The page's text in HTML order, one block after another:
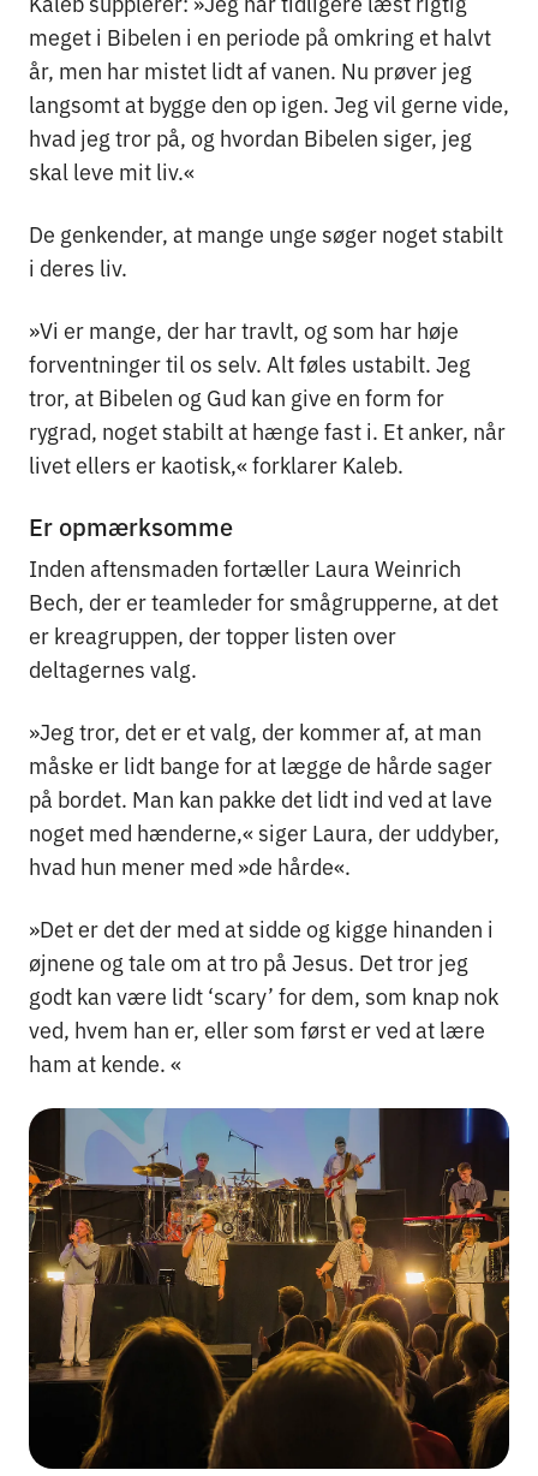
meget i Bibelen i en periode på omkring et halvt
år, men har mistet lidt af vanen. Nu prøver jeg
langsomt at bygge den op igen. Jeg vil gerne vide,
hvad jeg tror på, og hvordan Bibelen siger, jeg
skal leve mit liv.«
De genkender, at mange unge søger noget stabilt
i deres liv.
»Vi er mange, der har travlt, og som har høje
forventninger til os selv. Alt føles ustabilt. Jeg
tror, at Bibelen og Gud kan give en form for
rygrad, noget stabilt at hænge fast i. Et anker, når
livet ellers er kaotisk,« forklarer Kaleb.
Er opmærksomme
Inden aftensmaden fortæller Laura Weinrich
Bech, der er teamleder for smågrupperne, at det
er kreagruppen, der topper listen over
deltagernes valg.
»Jeg tror, det er et valg, der kommer af, at man
måske er lidt bange for at lægge de hårde sager
på bordet. Man kan pakke det lidt ind ved at lave
noget med hænderne,« siger Laura, der uddyber,
hvad hun mener med »de hårde«.
»Det er det der med at sidde og kigge hinanden i
øjnene og tale om at tro på Jesus. Det tror jeg
godt kan være lidt ‘scary’ for dem, som knap nok
ved, hvem han er, eller som først er ved at lære
ham at kende. «